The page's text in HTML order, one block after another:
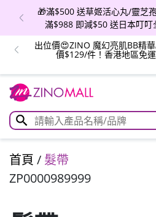
🎁滿$500 送草姬活心丸/靈芝
滿$988 即減$50 送日本叮
出位價😍ZINO 魔幻亮肌BB精
價$129/件！香港地區免
首頁 / 髮帶
ZP0000989999